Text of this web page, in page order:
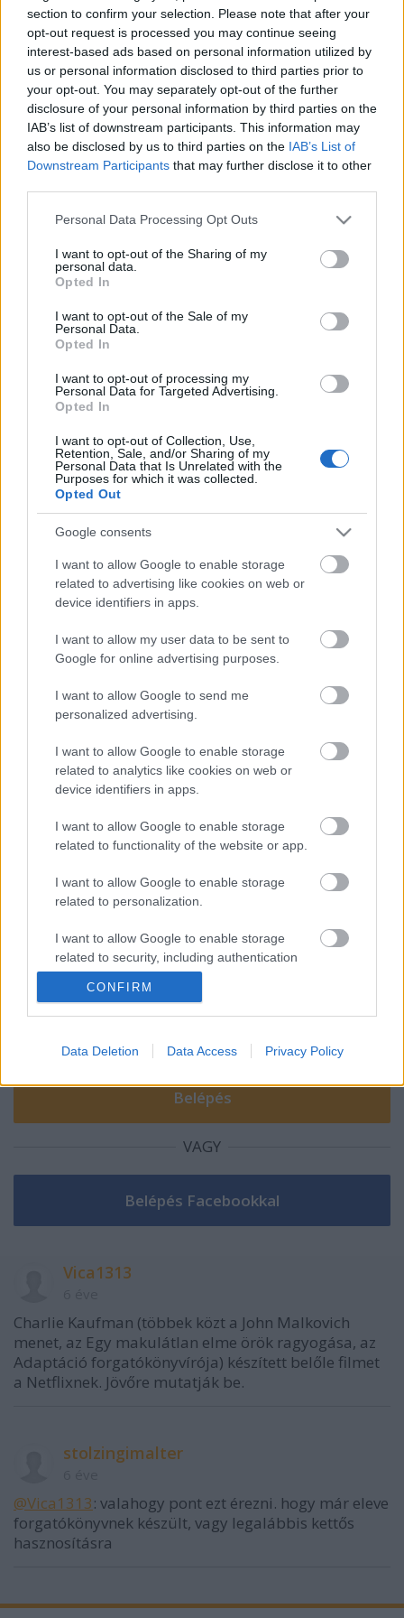
section to confirm your selection. Please note that after your
opt-out request is processed you may continue seeing
interest-based ads based on personal information utilized by
us or personal information disclosed to third parties prior to
your opt-out. You may separately opt-out of the further
disclosure of your personal information by third parties on the
IAB’s list of downstream participants. This information may
also be disclosed by us to third parties on the IAB’s List of
Downstream Participants that may further disclose it to other
Please note that this website/app uses one or more Google
not limited to your visit or usage behaviour. You may click to
grant or deny consent to Google and its third-party tags to
use your data for below specified purposes in below Google
consent section.
Personal Data Processing Opt Outs
I want to opt-out of the Sharing of my
personal data.
Opted In
I want to opt-out of the Sale of my
Personal Data.
Opted In
I want to opt-out of processing my
Personal Data for Targeted Advertising.
Opted In
I want to opt-out of Collection, Use,
Retention, Sale, and/or Sharing of my
Personal Data that Is Unrelated with the
Purposes for which it was collected.
Opted Out
Google consents
I want to allow Google to enable storage
related to advertising like cookies on web or
device identifiers in apps.
I want to allow my user data to be sent to
Google for online advertising purposes.
I want to allow Google to send me
personalized advertising.
I want to allow Google to enable storage
related to analytics like cookies on web or
device identifiers in apps.
I want to allow Google to enable storage
related to functionality of the website or app.
I want to allow Google to enable storage
related to personalization.
I want to allow Google to enable storage
related to security, including authentication
functionality and fraud prevention, and other
user protection.
CONFIRM
Data Deletion Data Access Privacy Policy
egy kedves tanítványa matekzseninek indult volna,
és most egy kaszinóban csiszolgatja a rulett
szisztémáját.
Talán ez a hiba, vagy ez egy gyakori hiba, hogy
tehetséges embereknek nem teszik föl időben a
kérdést: miért? Miért ezt írod, kinek írod, mit akarsz
vele elérni? Nem mintha Iain Reid élő lelkiismerete
szeretnék lenni, de valaki igazán lehetne.
Címkék:Iain Reid
Ajánlott bejegyzések:
Dugótánc
Ironikus
A megválaszolatlan kérdés
Véres verejtékkel
A hozzászóláshoz be kell lépned!
VAGY
Vica1313
Charlie Kaufman (többek közt a John Malkovich
menet, az Egy makulátlan elme örök ragyogása, az
Adaptáció forgatókönyvírója) készített belőle filmet
a Netflixnek. Jövőre mutatják be.
stolzingimalter
@Vica1313: valahogy pont ezt érezni. hogy már eleve
forgatókönyvnek készült, vagy legalábbis kettős
hasznosításra